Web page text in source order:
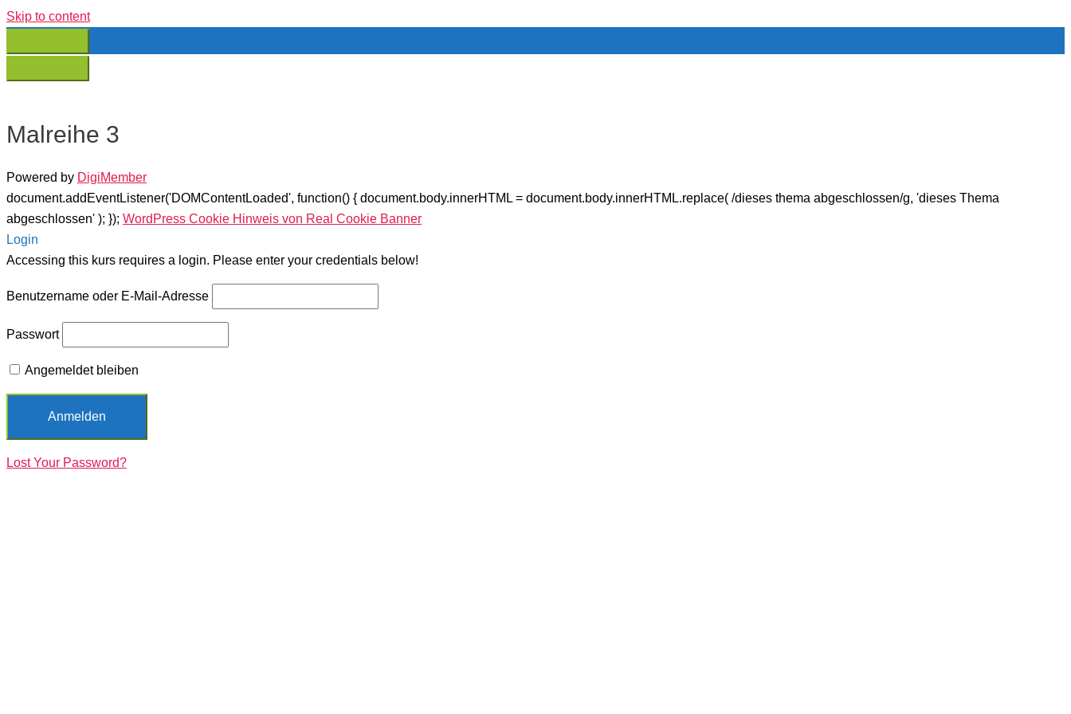
Skip to content
Malreihe 3
Powered by DigiMember
document.addEventListener('DOMContentLoaded', function() { document.body.innerHTML = document.body.innerHTML.replace( /dieses thema abgeschlossen/g, 'dieses Thema
abgeschlossen' ); }); WordPress Cookie Hinweis von Real Cookie Banner
Login
Accessing this kurs requires a login. Please enter your credentials below!
Benutzername oder E-Mail-Adresse
Passwort
Angemeldet bleiben
Lost Your Password?